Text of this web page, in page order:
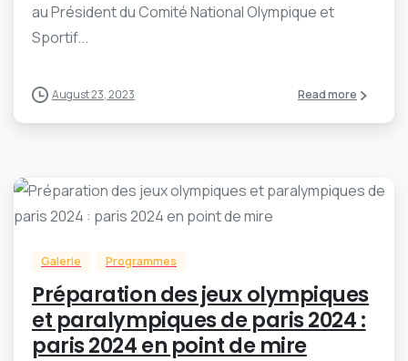
au Président du Comité National Olympique et
Sportif...
August 23, 2023 Read more
0 -
Galerie Programmes
Préparation des jeux olympiques
et paralympiques de paris 2024 :
paris 2024 en point de mire